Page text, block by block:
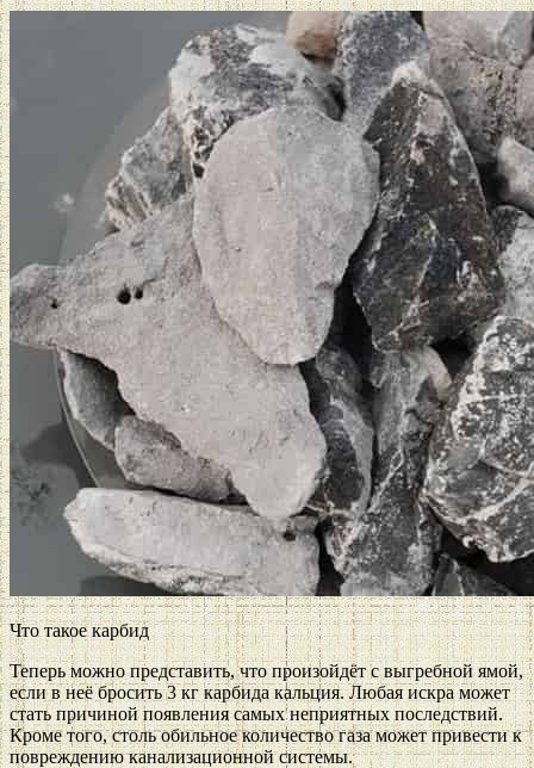
Что такое карбид
Теперь можно представить, что произойдёт с выгребной ямой,
если в неё бросить 3 кг карбида кальция. Любая искра может
стать причиной появления самых неприятных последствий.
Кроме того, столь обильное количество газа может привести к
повреждению канализационной системы.